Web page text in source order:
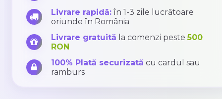
Livrare rapidă:în 1-3 zile lucrătoare
oriunde în România
Livrare gratuită la comenzi peste500
RON
100% Plată securizată cu cardul sau
ramburs